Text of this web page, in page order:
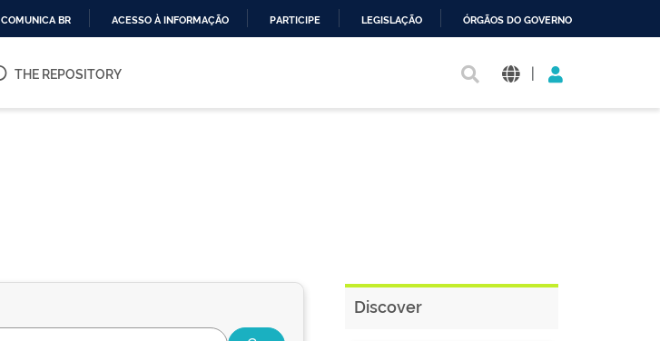
O
COMUNICA BR ACESSO À INFORMAÇÃO PARTICIPE LEGISLAÇÃO ÓRGÃOS DO GOVERNO
THE REPOSITORY |
Discover